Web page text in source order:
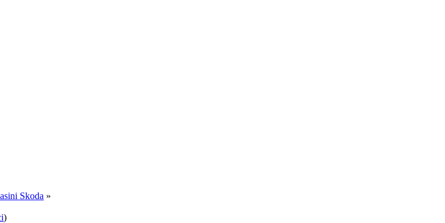
Skoda »
)